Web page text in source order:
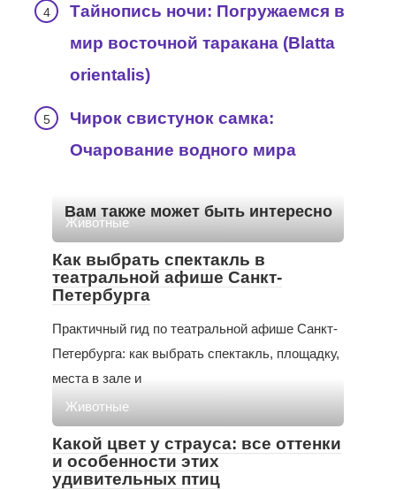
Тайнопись ночи: Погружаемся в
мир восточной таракана (Blatta
orientalis)
Чирок свистунок самка:
Очарование водного мира
Вам также может быть интересно
Животные
Как выбрать спектакль в
театральной афише Санкт-
Петербурга
Практичный гид по театральной афише Санкт-
Петербурга: как выбрать спектакль, площадку,
места в зале и
Животные
Какой цвет у страуса: все оттенки
и особенности этих
удивительных птиц